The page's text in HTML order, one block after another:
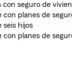
seguro de
planes de
seis hijos
planes de